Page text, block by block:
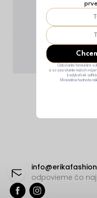
info@
odpovieme čo
Odoslaním formulára
a so zasielaním našich
kedykoľvek
Minimálna hodnota